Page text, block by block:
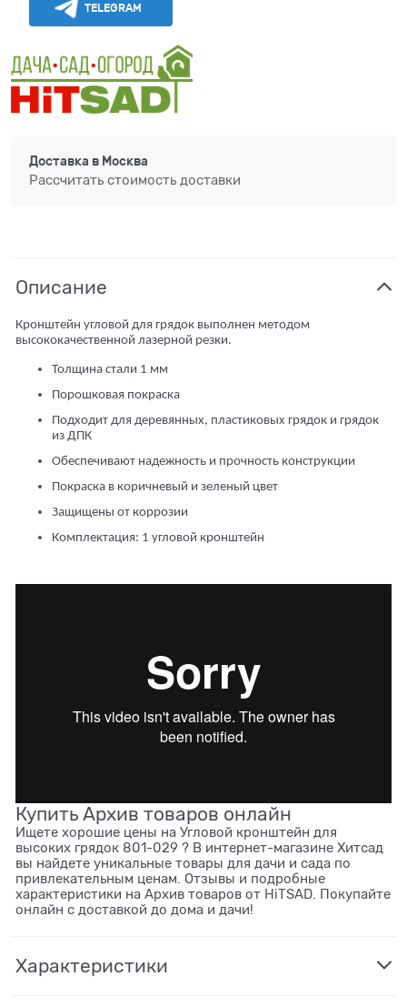
TELEGRAM
Доставка в Москва
Рассчитать стоимость доставки
Описание
Кронштейн угловой для грядок выполнен методом
высококачественной лазерной резки.
Толщина стали 1 мм
Порошковая покраска
Подходит для деревянных, пластиковых грядок и грядок
из ДПК
Обеспечивают надежность и прочность конструкции
Покраска в коричневый и зеленый цвет
Защищены от коррозии
Комплектация: 1 угловой кронштейн
Купить Архив товаров онлайн
Ищете хорошие цены на Угловой кронштейн для
высоких грядок 801-029 ? В интернет-магазине Хитсад
вы найдете уникальные товары для дачи и сада по
привлекательным ценам. Отзывы и подробные
характеристики на Архив товаров от HiTSAD. Покупайте
онлайн с доставкой до дома и дачи!
Характеристики